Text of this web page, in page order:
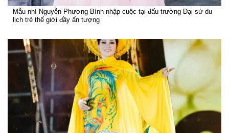
Mẫu nhí Nguyễn Phương Bình nhập cuộc tại đấu trường Đại sứ du
lịch trẻ thế giới đầy ấn tượng